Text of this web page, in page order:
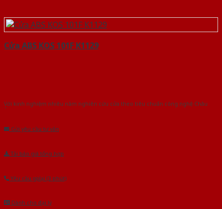
Cửa ABS KOS 101F K1129
Với kinh nghiệm nhiêu năm nghiên cứu cửa theo tiêu chuẩn công nghệ Châu
Gửi yêu cầu tư vấn
Tải báo giá tổng hợp
Yêu cầu gọi lại (3 phút)
Dành cho đại lý